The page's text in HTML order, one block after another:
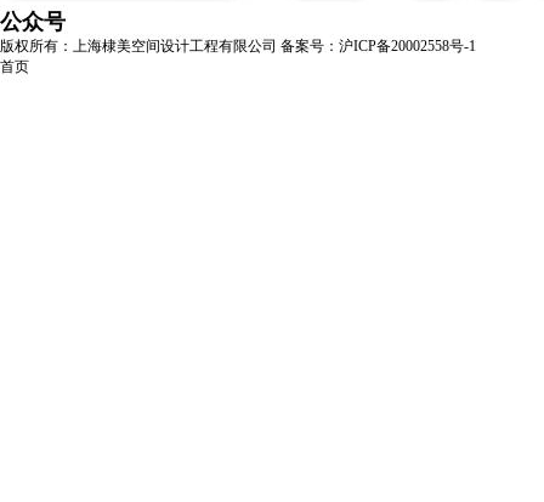
公众号
版权所有：上海棣美空间设计工程有限公司 备案号：沪ICP备20002558号-1
首页